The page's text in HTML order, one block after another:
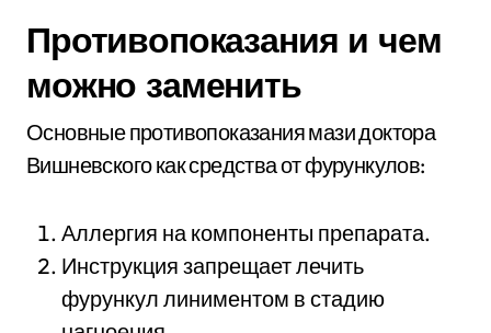
Противопоказания и чем
можно заменить
Основные противопоказания мази доктора
Вишневского как средства от фурункулов:
Аллергия на компоненты препарата.
Инструкция запрещает лечить
фурункул линиментом в стадию